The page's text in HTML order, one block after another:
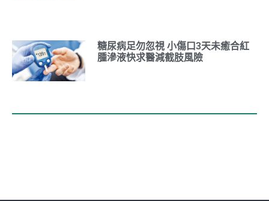
糖尿病足勿忽視 小傷口3天未癒合紅
腫滲液快求醫減截肢風險